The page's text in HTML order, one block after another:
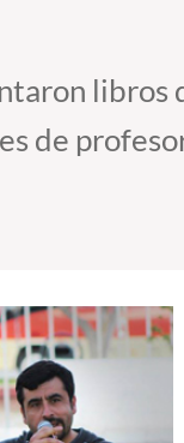
libros
de